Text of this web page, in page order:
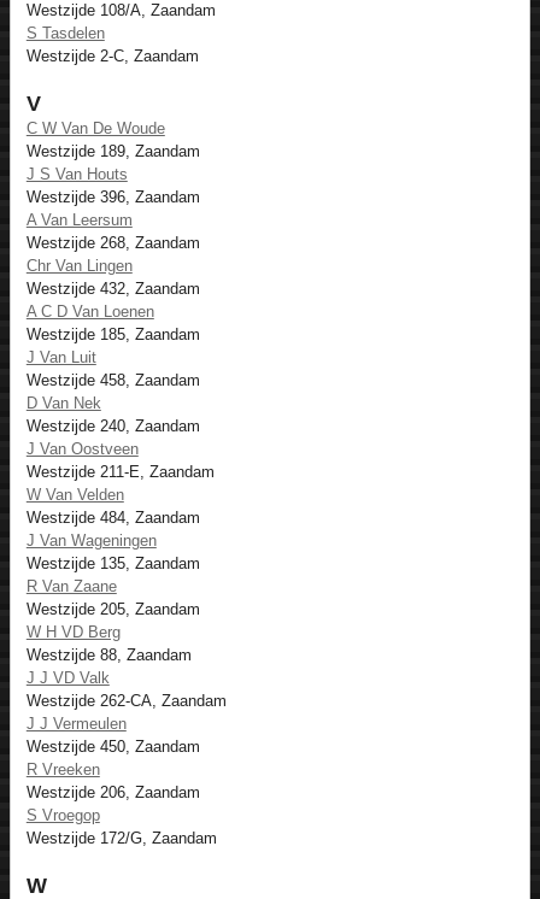
Westzijde 108/A, Zaandam
S Tasdelen
Westzijde 2-C, Zaandam
V
C W Van De Woude
Westzijde 189, Zaandam
J S Van Houts
Westzijde 396, Zaandam
A Van Leersum
Westzijde 268, Zaandam
Chr Van Lingen
Westzijde 432, Zaandam
A C D Van Loenen
Westzijde 185, Zaandam
J Van Luit
Westzijde 458, Zaandam
D Van Nek
Westzijde 240, Zaandam
J Van Oostveen
Westzijde 211-E, Zaandam
W Van Velden
Westzijde 484, Zaandam
J Van Wageningen
Westzijde 135, Zaandam
R Van Zaane
Westzijde 205, Zaandam
W H VD Berg
Westzijde 88, Zaandam
J J VD Valk
Westzijde 262-CA, Zaandam
J J Vermeulen
Westzijde 450, Zaandam
R Vreeken
Westzijde 206, Zaandam
S Vroegop
Westzijde 172/G, Zaandam
W